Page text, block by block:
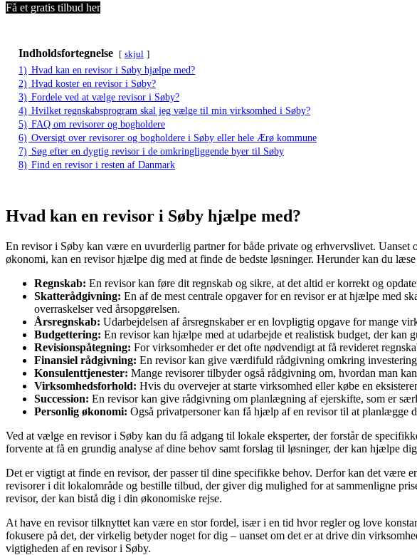
Få et gratis tilbud her
Indholdsfortegnelse skjul
1) Hvad kan en revisor i Søby hjælpe med?
2) Hvad koster en revisor i Søby?
3) Fordele ved at vælge revisor i Søby?
4) Hvilket regnskabsprogram skal jeg vælge til min virksomhed i Søby?
5) FAQ om revisorer og bogholdere
6) Oversigt over revisorer og bogholdere i Søby eller hele Ærø kommune
7) Søg efter en dygtig revisor i de omkringliggende byer til Søby
8) Find en revisor i resten af Danmark
Hvad kan en revisor i Søby hjælpe med?
En revisor i Søby kan være en uvurderlig partner for både private og erhvervslivet.
økonomi, kan en revisor hjælpe dig med at finde de bedste løsninger. Herunder kan du
Regnskab: En revisor kan føre dit regnskab og sikre, at det altid er korrekt og
Skatterådgivning: En af de mest centrale opgaver for en revisor er at hjælpe med
overraskelser ved årsopgørelsen.
Årsregnskab: Udarbejdelsen af årsregnskaber er en lovpligtig opgave for mange
Budgettering: En revisor kan hjælpe med at udarbejde et realistisk budget, der
Revisionspåtegning: For virksomheder er det ofte nødvendigt at få revideret
Finansiel rådgivning: En revisor kan give værdifuld rådgivning omkring
Konsulenttjenester: Mange revisorer tilbyder også rådgivning om, hvordan man
Virksomhedsforhold: Hvis du overvejer at starte virksomhed eller købe en
Succession: En revisor kan give rådgivning om planlægning af ejerskifte, som er
Personlig økonomi: Også privatpersoner kan få hjælp af en revisor til at planlægge
Ved at vælge en revisor i Søby kan du få adgang til lokale eksperter, der forstår de
forvente at få en grundig analyse af dine behov samt forslag til løsninger, der kan hjælpe
Det er vigtigt at finde en revisor, der passer til dine specifikke behov. Derfor kan det være
revisorer i dit lokalområde og bestille tilbud, der giver dig mulighed for at sammenligne
revisor, der kan bistå dig i din økonomiske rejse.
At have en revisor tilknyttet kan være en stor fordel, især i en tid hvor regler og love
fokusere på det, der virkelig betyder noget for dig – uanset om det er at drive din
vigtigheden af en revisor i Søby.